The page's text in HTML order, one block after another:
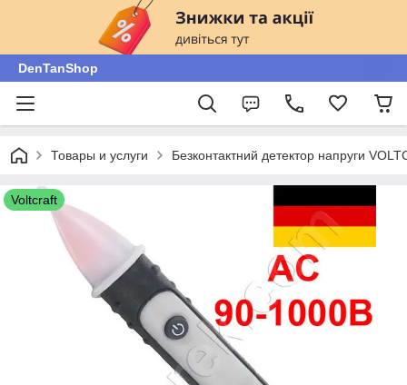
DenTanShop
Товары и услуги Безконтактний детектор напруги
Voltcraft